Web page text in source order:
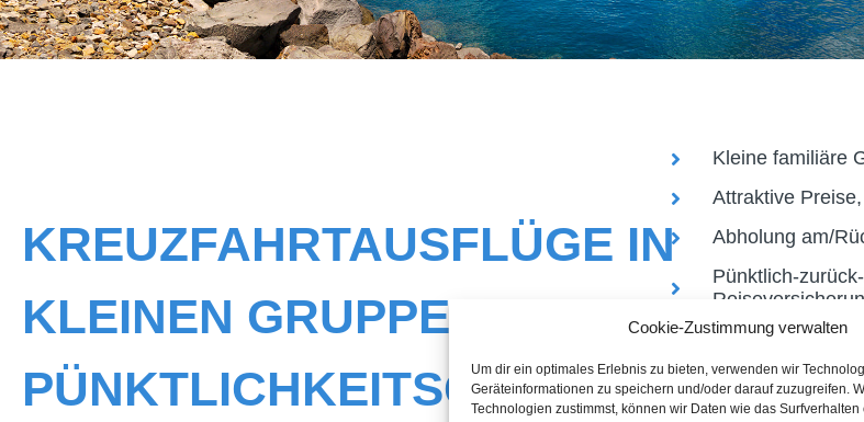
Cookie-Zustimmung verwalten
Um dir ein optimales Erlebnis zu bieten, verwenden wir
Geräteinformationen zu speichern und/oder darauf zuzugreifen.
Technologien zustimmst, können wir Daten wie das
KREUZFAHRTAUSFLÜGE IN
KLEINEN GRUPPEN MIT
PÜNKTLICHKEITSGARANTIE
Kleine familiäre
Attraktive
Abholung am/
Pünktlich-
Keine
Ein großes Maß